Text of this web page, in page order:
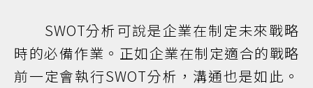
SWOT分析可說是企業在制定未來戰略
時的必備作業。正如企業在制定適合的戰略
前一定會執行SWOT分析，溝通也是如此。